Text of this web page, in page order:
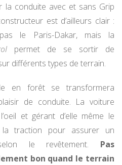
la conduite avec et sans Grip
est d’ailleurs clair :
le Paris-Dakar, mais la
permet de se sortir de
différents types de terrain.
en forêt se transformera
de conduite. La voiture
et gérant d’elle même le
la traction pour assurer un
le revêtement. Pas
bon quand le terrain